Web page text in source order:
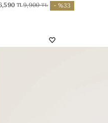
TL9,900TL - %33